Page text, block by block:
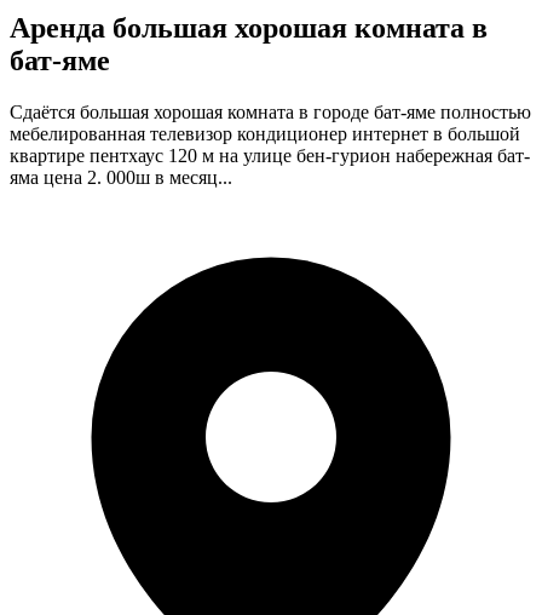
Аренда большая хорошая комната в
бат-яме
Сдаётся большая хорошая комната в городе бат-яме полностью
мебелированная телевизор кондиционер интернет в большой
квартире пентхаус 120 м на улице бен-гурион набережная бат-
яма цена 2. 000ш в месяц...